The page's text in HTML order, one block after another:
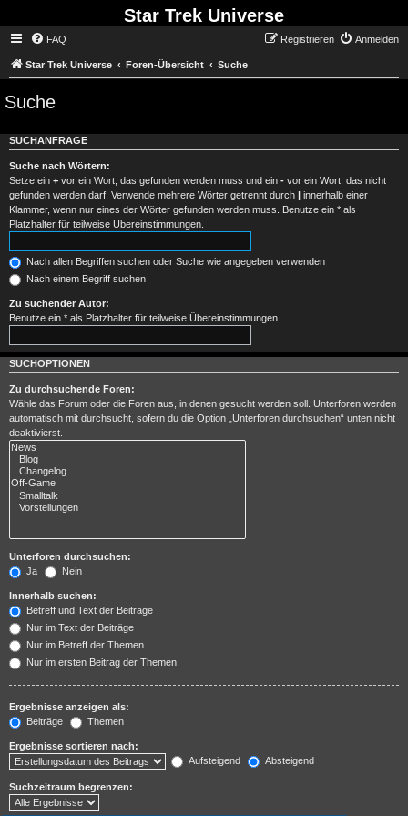
Star Trek Universe
FAQ Anmelden
Registrieren
Star Trek Universe Foren-Übersicht Suche
Suche
SUCHANFRAGE
Suche nach Wörtern:
Setze ein + vor ein Wort, das gefunden werden muss und ein - vor ein Wort, das nicht
gefunden werden darf. Verwende mehrere Wörter getrennt durch
innerhalb einer
Klammer, wenn nur eines der Wörter gefunden werden muss. Benutze ein * als
Platzhalter für teilweise Übereinstimmungen.
Nach allen Begriffen suchen oder Suche wie angegeben verwenden
Nach einem Begriff suchen
Zu suchender Autor:
Benutze ein * als Platzhalter für teilweise Übereinstimmungen.
SUCHOPTIONEN
Zu durchsuchende Foren:
Wähle das Forum oder die Foren aus, in denen gesucht werden soll. Unterforen werden
automatisch mit durchsucht, sofern du die Option „Unterforen durchsuchen“ unten nicht
deaktivierst.
Unterforen durchsuchen:
Ja
Nein
Innerhalb suchen:
Betreff und Text der Beiträge
Nur im Text der Beiträge
Nur im Betreff der Themen
Nur im ersten Beitrag der Themen
Ergebnisse anzeigen als:
Beiträge
Themen
Ergebnisse sortieren nach:
Aufsteigend
Absteigend
Suchzeitraum begrenzen: